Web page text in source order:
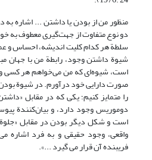
منظور من از بودن یا داشتن ... اشاره
دو نوع متفاوت از جهت‌گیری معطوف به
سلطة هر کدام کلیت اندیشه، احساس و
شیوة داشتن وجود، رابطة من با جهان
است، شیوه‌ای که من می‌خواهم هر کسی
صورت دارایی خود درآورم. در شیوة بودن
را متمایز کنیم؛ یکی که در مقابل
دوموریس وجود دارد، و بیان‌کنندة
است و شکل دیگر بودن در مقابل
واقعی، وجود حقیقی و به فرد اشاره
فریبنده آن قرار می گیرد ...».